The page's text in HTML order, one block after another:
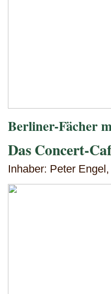
Berliner-Fächer
Das Concert-
Inhaber: Peter